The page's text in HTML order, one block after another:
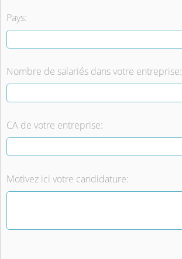
Pays:
Nombre de salariés dans votre entreprise:
CA de votre entreprise:
Motivez ici votre candidature: